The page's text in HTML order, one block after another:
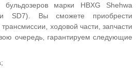
марки HBXG Shehwa
SD7). Вы сможете приобрести
ходовой части, запчасти
очередь, гарантируем следующие